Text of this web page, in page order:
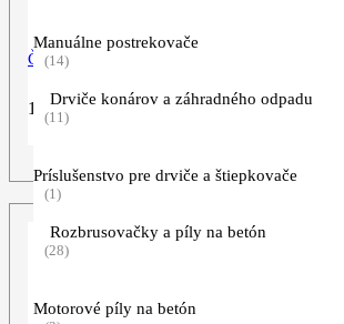
Čistič diskov CR 100
12,90€
Manuálne postrekovače
(14)
Drviče konárov a záhradného odpadu
(11)
Príslušenstvo pre drviče a štiepkovače
(1)
Rozbrusovačky a píly na betón
(28)
Motorové píly na betón